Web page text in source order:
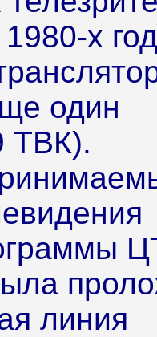
х
один
ТВК).
линия